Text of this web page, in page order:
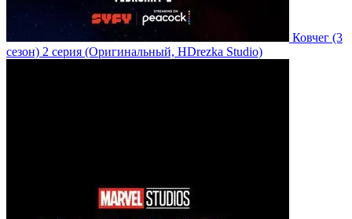
Ковчег (3
сезон) 2 серия (Оригинальный, HDrezka Studio)